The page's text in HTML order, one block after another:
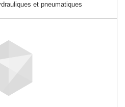
et pneumatiques